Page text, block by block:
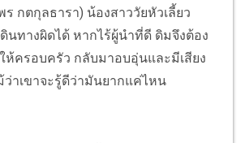
กตกุลธารา) น้องสาววัยหัวเลี้ยว
นทางผิดได้ หากไร้ผู้นำที่ดี ดิมจึงต้อง
ห้ครอบครัว กลับมาอบอุ่นและมีเสียง
ว่าเขาจะรู้ดีว่ามันยากแค่ไหน